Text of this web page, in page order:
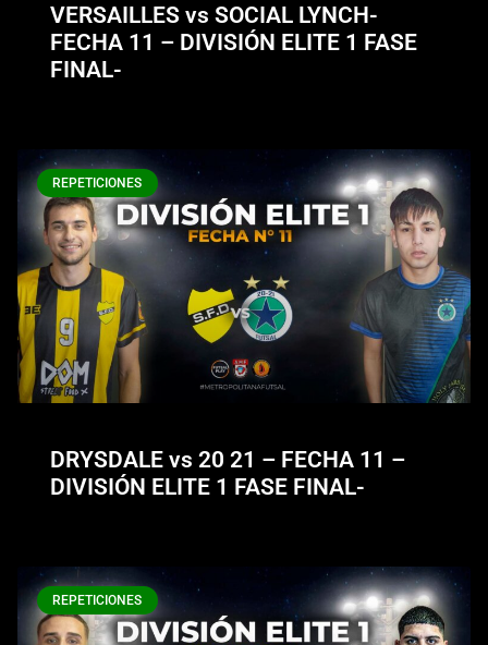
VERSAILLES vs SOCIAL LYNCH-
FECHA 11 – DIVISIÓN ELITE 1 FASE
FINAL-
REPETICIONES
DRYSDALE vs 20 21 – FECHA 11 –
DIVISIÓN ELITE 1 FASE FINAL-
REPETICIONES